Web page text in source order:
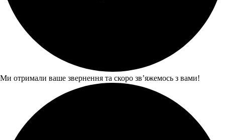
Ми отримали ваше звернення та скоро звʼяжемось з вами!